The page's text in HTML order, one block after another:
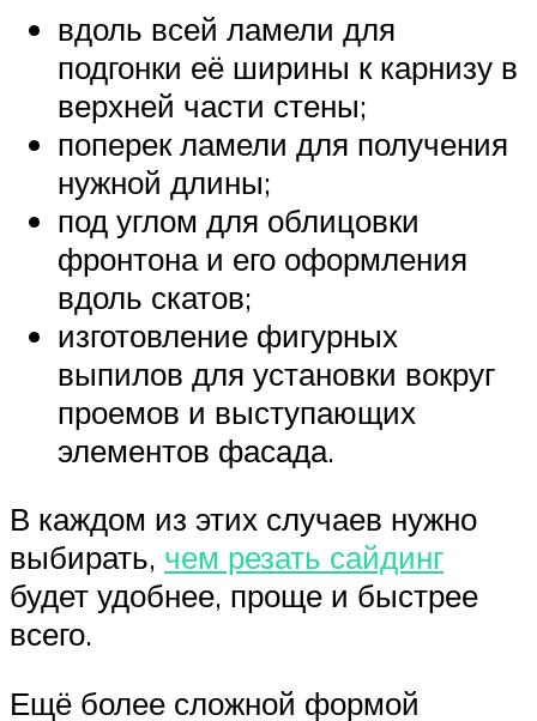
вдоль всей ламели для
подгонки её ширины к карнизу в
верхней части стены;
поперек ламели для получения
нужной длины;
под углом для облицовки
фронтона и его оформления
вдоль скатов;
изготовление фигурных
выпилов для установки вокруг
проемов и выступающих
элементов фасада.
В каждом из этих случаев нужно
выбирать, чем резать сайдинг
будет удобнее, проще и быстрее
всего.
Ещё более сложной формой